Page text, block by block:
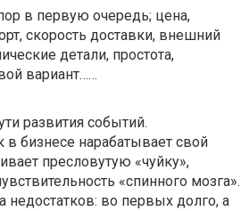
в первую очередь; цена,
скорость доставки, внешний
детали, простота,
вариант……
развития событий.
бизнесе нарабатывает свой
пресловутую «чуйку»,
«спинного мозга».
недостатков: во первых долго, а